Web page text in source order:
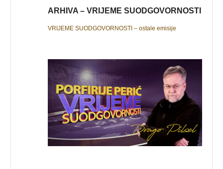
ARHIVA – VRIJEME SUODGOVORNOSTI
VRIJEME SUODGOVORNOSTI – ostale emisije